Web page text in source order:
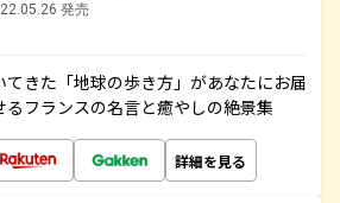
発売
きた「地球の歩き方」があなたにお届
るフランスの名言と癒やしの絶景集
詳細を見る